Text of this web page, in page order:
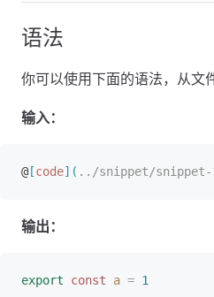
语法
你可以使用下面的语法，从文
输入：
@ [code] ( ../snippet/
输出：
export const a = 1